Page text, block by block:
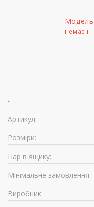
немає
Артикул:
Розміри:
Пар в ящику:
Мінімальне замовлення:
Виробник: